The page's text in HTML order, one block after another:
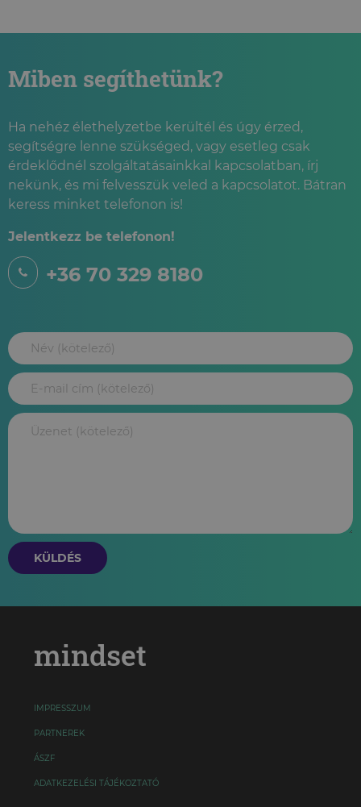
Miben segíthetünk?
Ha nehéz élethelyzetbe kerültél és úgy érzed,
segítségre lenne szükséged, vagy esetleg csak
érdeklődnél szolgáltatásainkkal kapcsolatban, írj
nekünk, és mi felvesszük veled a kapcsolatot. Bátran
keress minket telefonon is!
Jelentkezz be telefonon!
+36 70 329 8180
KÜLDÉS
mindset
IMPRESSZUM
PARTNEREK
ÁSZF
ADATKEZELÉSI TÁJÉKOZTATÓ